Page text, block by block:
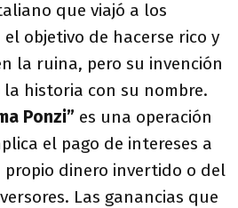
que viajó a los
objetivo de hacerse rico y
la ruina, pero su invención
historia con su nombre.
Ponzi” es una operación
el pago de intereses a
propio dinero invertido o del
Las ganancias que